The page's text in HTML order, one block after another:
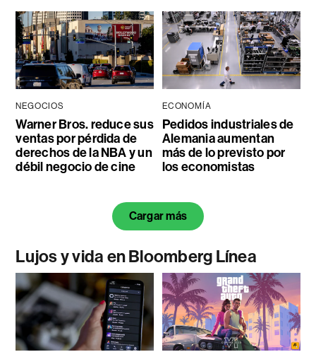
NEGOCIOS
Warner Bros. reduce sus
ventas por pérdida de
derechos de la NBA y un
débil negocio de cine
ECONOMÍA
Pedidos industriales de
Alemania aumentan
más de lo previsto por
los economistas
Cargar más
Lujos y vida en Bloomberg Línea